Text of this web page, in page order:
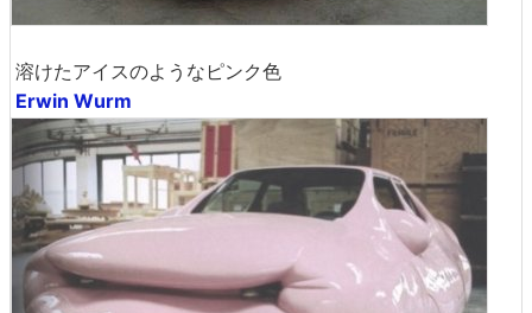
溶けたアイスのようなピンク色
Erwin Wurm